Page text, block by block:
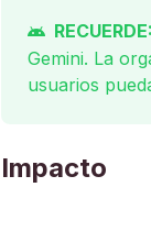
RECUERDE:
Gemini. La
usuarios
Impacto